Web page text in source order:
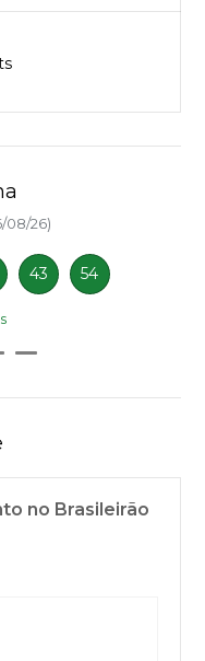
08/26)
43 54
no Brasileirão